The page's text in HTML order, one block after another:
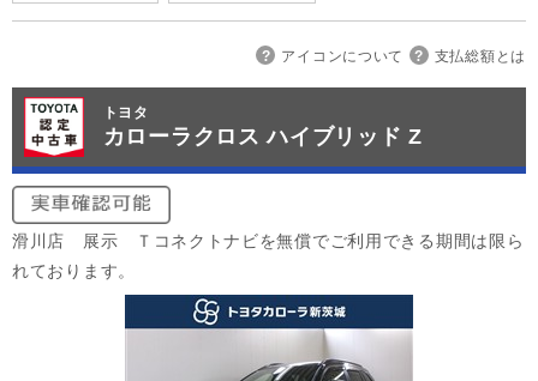
アイコンについて 支払総額とは
トヨタ
カローラクロス ハイブリッド Z
滑川店 展示 Ｔコネクトナビを無償でご利用できる期間は限ら
れております。